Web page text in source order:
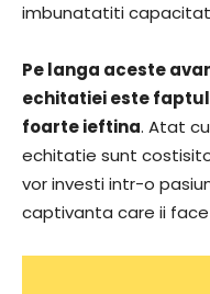
imbunatatiti
Pe langa aceste
echitatiei este
foarte ieftina. Atat
echitatie sunt
vor investi intr-o
captivanta care ii